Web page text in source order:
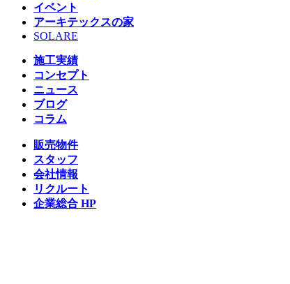
イベント
アーキテックスの家
SOLARE
施工実績
コンセプト
ニュース
ブログ
コラム
販売物件
スタッフ
会社情報
リクルート
企業総合 HP